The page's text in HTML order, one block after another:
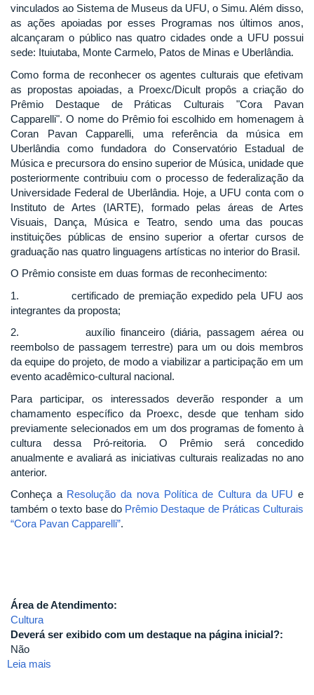
vinculados ao Sistema de Museus da UFU, o Simu. Além disso,
as ações apoiadas por esses Programas nos últimos anos,
alcançaram o público nas quatro cidades onde a UFU possui
sede: Ituiutaba, Monte Carmelo, Patos de Minas e Uberlândia.
Como forma de reconhecer os agentes culturais que efetivam
as propostas apoiadas, a Proexc/Dicult propôs a criação do
Prêmio Destaque de Práticas Culturais "Cora Pavan
Capparelli". O nome do Prêmio foi escolhido em homenagem à
Coran Pavan Capparelli, uma referência da música em
Uberlândia como fundadora do Conservatório Estadual de
Música e precursora do ensino superior de Música, unidade que
posteriormente contribuiu com o processo de federalização da
Universidade Federal de Uberlândia. Hoje, a UFU conta com o
Instituto de Artes (IARTE), formado pelas áreas de Artes
Visuais, Dança, Música e Teatro, sendo uma das poucas
instituições públicas de ensino superior a ofertar cursos de
graduação nas quatro linguagens artísticas no interior do Brasil.
O Prêmio consiste em duas formas de reconhecimento:
1. certificado de premiação expedido pela UFU aos
integrantes da proposta;
2. auxílio financeiro (diária, passagem aérea ou
reembolso de passagem terrestre) para um ou dois membros
da equipe do projeto, de modo a viabilizar a participação em um
evento acadêmico-cultural nacional.
Para participar, os interessados deverão responder a um
chamamento específico da Proexc, desde que tenham sido
previamente selecionados em um dos programas de fomento à
cultura dessa Pró-reitoria. O Prêmio será concedido
anualmente e avaliará as iniciativas culturais realizadas no ano
anterior.
Conheça a Resolução da nova Política de Cultura da UFU e
também o texto base do Prêmio Destaque de Práticas Culturais
“Cora Pavan Capparelli”.
Área de Atendimento:
Cultura
Deverá ser exibido com um destaque na página inicial?:
Não
Leia mais